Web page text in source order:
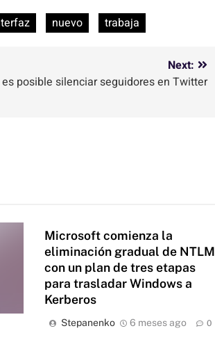
nuevo trabaja
Next:
posible silenciar seguidores en Twitter
Microsoft comienza la
eliminación gradual de NTLM
con un plan de tres etapas
para trasladar Windows a
Kerberos
Stepanenko 6 meses ago 0